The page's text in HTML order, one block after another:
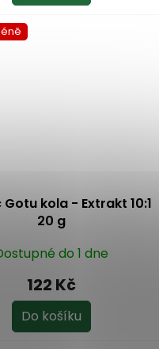
kola - Extrakt 10:1
20 g
do 1 dne
122 Kč
Do košíku